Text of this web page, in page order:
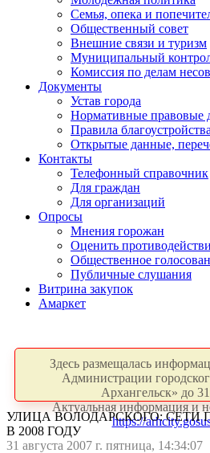
Семья, опека и
Общественный совет
Внешние связи и туризм
Муниципальный
Комиссия по делам
Документы
Устав города
Нормативные правовые
Правила благоустройства
Открытые данные,
Контакты
Телефонный справочник
Для граждан
Для организаций
Опросы
Мнения горожан
Оценить
Общественное
Публичные слушания
Витрина закупок
Амаркет
Здесь размещалась
Администрации
Архангельск» до
Актуальная информация и
https://
УЛИЦА ВОЛОДАРСКОГО: СЕТИ
В 2008 ГОДУ
31 августа 2007 г. пятница, 14:34:07